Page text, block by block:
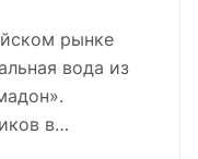
рынке
вода из
в